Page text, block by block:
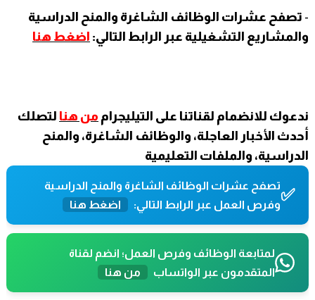
- تصفح عشرات الوظائف الشاغرة والمنح الدراسية
والمشاريع التشغيلية عبر الرابط التالي: اضغط هنا
ندعوك للانضمام لقناتنا على التيليجرام من هنا لتصلك
أحدث الأخبار العاجلة، والوظائف الشاغرة، والمنح
الدراسية، والملفات التعليمية
✅تصفح عشرات الوظائف الشاغرة والمنح الدراسية
وفرص العمل عبر الرابط التالي:
اضغط هنا
لمتابعة الوظائف وفرص العمل؛ انضم لقناة
المتقدمون عبر الواتساب
من هنا